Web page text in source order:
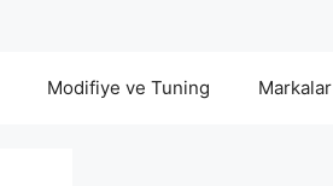
Modifiye ve Tuning Markalar